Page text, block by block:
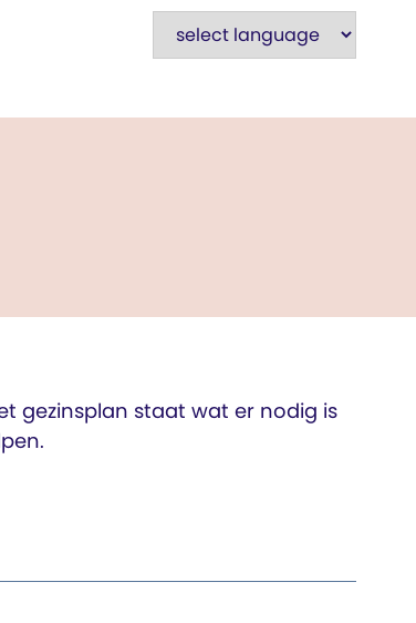
gezinsplan staat wat er nodig is